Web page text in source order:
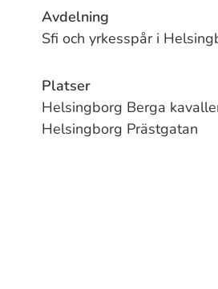
Avdelning
Sfi och yrkesspår i
Platser
Helsingborg Berga
Helsingborg Prästgatan